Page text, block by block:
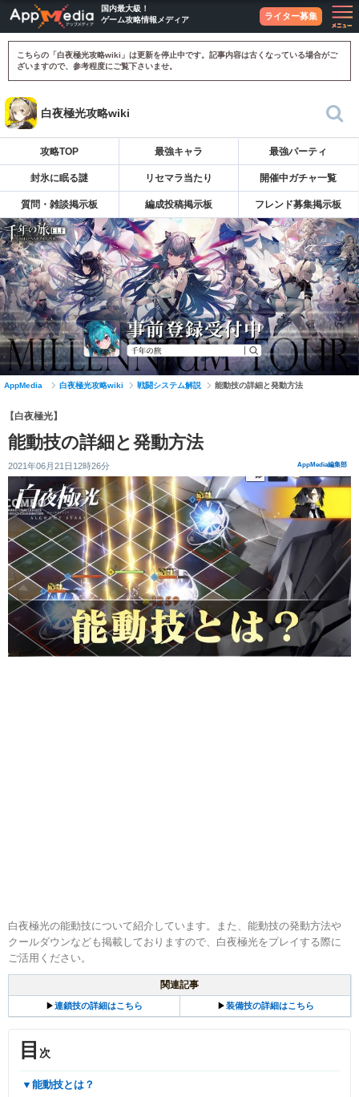
国内最大級！
ゲーム攻略情報メディア
ライター募集
こちらの「白夜極光攻略wiki」は更新を停止中です。記事内容は古くなっている場合がご
ざいますので、参考程度にご覧下さいませ。
白夜極光攻略wiki
攻略TOP 最強キャラ 最強パーティ
封氷に眠る謎 リセマラ当たり 開催中ガチャ一覧
質問・雑談掲示板 編成投稿掲示板 フレンド募集掲示板
AppMedia 白夜極光攻略wiki 戦闘システム解説 能動技の詳細と発動方法
【白夜極光】
能動技の詳細と発動方法
2021年06月21日12時26分 AppMedia編集部
白夜極光の能動技について紹介しています。また、能動技の発動方法や
クールダウンなども掲載しておりますので、白夜極光をプレイする際に
ご活用ください。
関連記事
▶︎連鎖技の詳細はこちら ▶︎装備技の詳細はこちら
目 次
▼能動技とは？